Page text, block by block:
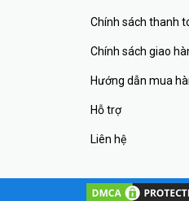
Chính sách thanh
Chính sách giao
Hướng dẫn mua
Hỗ trợ
Liên hệ